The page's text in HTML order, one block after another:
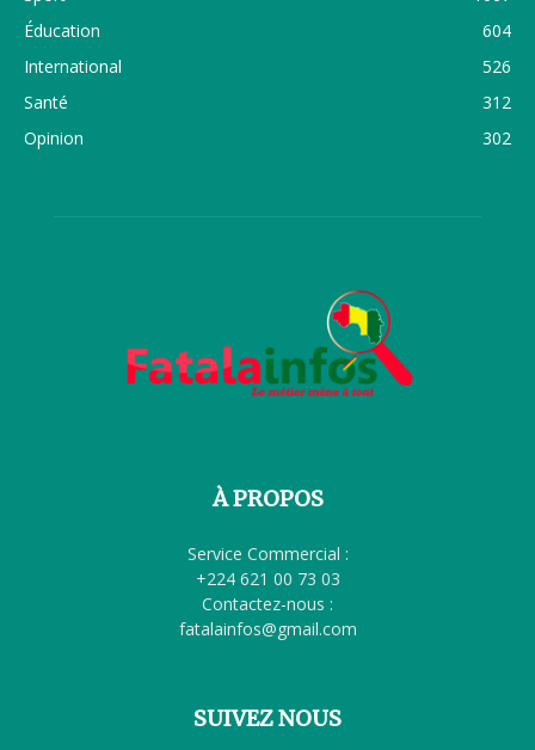
Éducation
604
International
526
Santé
312
Opinion
302
À PROPOS
Service Commercial :
+224 621 00 73 03
Contactez-nous :
fatalainfos@gmail.com
SUIVEZ NOUS